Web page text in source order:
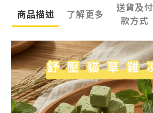
商品描述 了解更多
送貨及付
款方式